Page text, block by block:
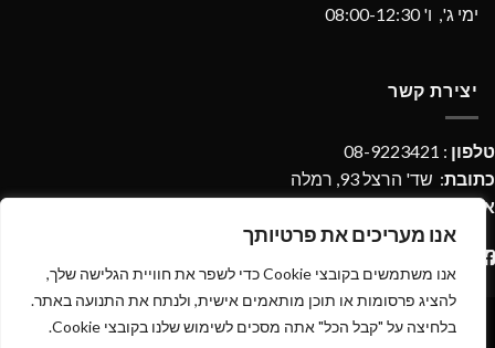
אנו מעריכים את פרטיותך
אנו משתמשים בקובצי Cookie כדי לשפר את חוויית הגלישה שלך,
להציג פרסומות או תוכן מותאמים אישית, ולנתח את התנועה באתר.
בלחיצה על "קבל הכל" אתה מסכים לשימוש שלנו בקובצי Cookie.
ימי ג', ו' 08:00-12:30
יצירת קשר
טלפון : 08-9223421
כתובת: שד' הרצל 93, רמלה
אימייל